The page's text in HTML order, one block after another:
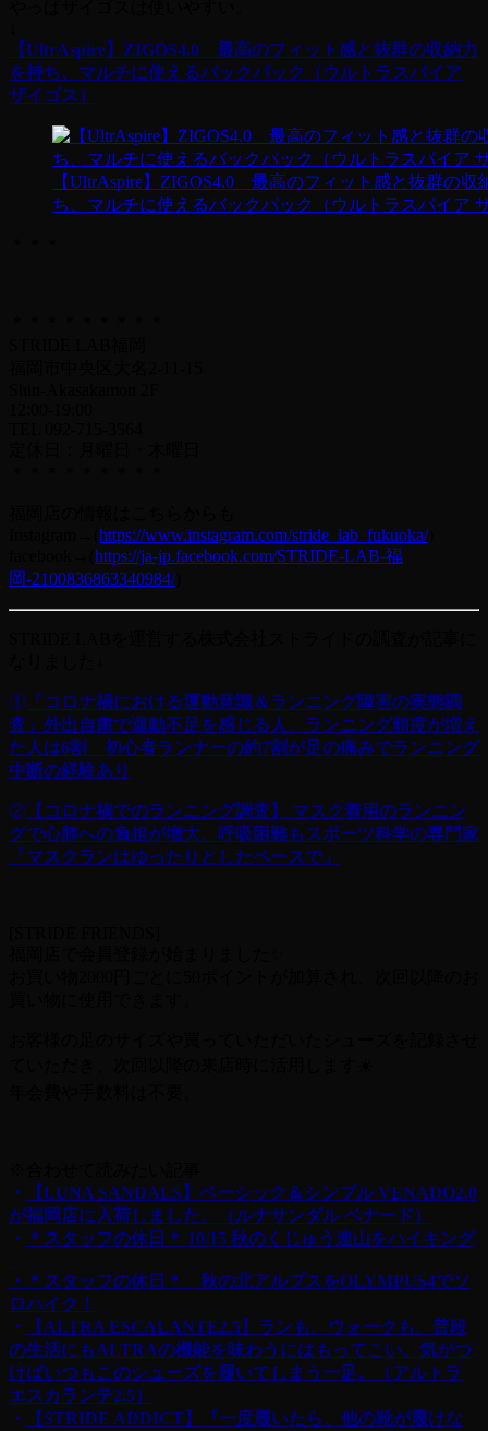
【UltrAspire】ZIGOS4.0 最高のフィット感と抜群の収納力
を持ち、マルチに使えるバックパック（ウルトラスパイア
ザイゴス）
【UltrAspire】ZIGOS4.0 最高のフィット感と抜群の収
ち、マルチに使えるバックパック（ウルトラスパイア
https://www.instagram.com/stride_lab_fukuoka/)
https://ja-jp.facebook.com/STRIDE-LAB-福
岡-2100836863340984/)
① 「コロナ禍における運動意識＆ランニング障害の実態調
査」外出自粛で運動不足を感じる人、ランニング頻度が増え
た人は6割 初心者ランナーの約7割が足の痛みでランニング
中断の経験あり
② 【コロナ禍でのランニング調査】 マスク着用のランニン
グで心肺への負担が増大、呼吸困難もスポーツ科学の専門家
「マスクランはゆったりとしたペースで」
・
【LUNA SANDALS】ベーシック＆シンプル VENADO2.0
が福岡店に入荷しました。（ルナサンダル ベナード）
・
＊スタッフの休日＊ 10/15 秋のくじゅう連山をハイキング
・＊スタッフの休日＊ 秋の北アルプスをOLYMPUS4でソ
ロハイク！
・
【ALTRA ESCALANTE2.5】ランも、ウォークも、普段
の生活にもALTRAの機能を味わうにはもってこい。気がつ
けばいつもこのシューズを履いてしまう一足。（アルトラ
エスカランテ2.5）
・
【STRIDE ADDICT】『一度履いたら、他の靴が履けな